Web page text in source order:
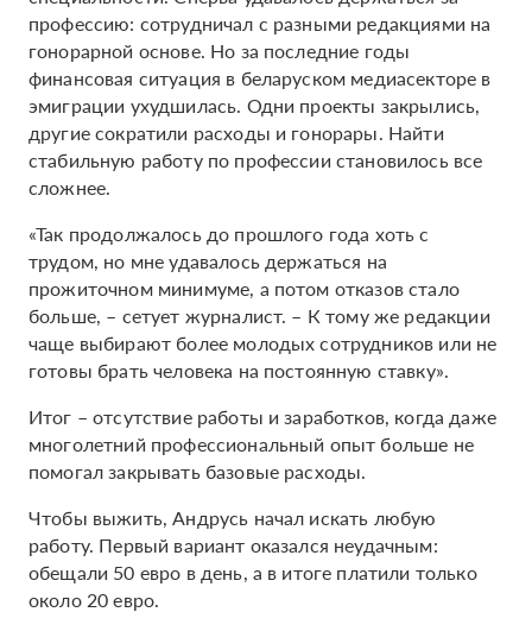
профессию: сотрудничал с разными редакциями на
гонорарной основе. Но за последние годы
финансовая ситуация в беларуском медиасекторе в
эмиграции ухудшилась. Одни проекты закрылись,
другие сократили расходы и гонорары. Найти
стабильную работу по профессии становилось все
сложнее.
«Так продолжалось до прошлого года хоть с
трудом, но мне удавалось держаться на
прожиточном минимуме, а потом отказов стало
больше, – сетует журналист. – К тому же редакции
чаще выбирают более молодых сотрудников или не
готовы брать человека на постоянную ставку».
Итог – отсутствие работы и заработков, когда даже
многолетний профессиональный опыт больше не
помогал закрывать базовые расходы.
Чтобы выжить, Андрусь начал искать любую
работу. Первый вариант оказался неудачным:
обещали 50 евро в день, а в итоге платили только
около 20 евро.